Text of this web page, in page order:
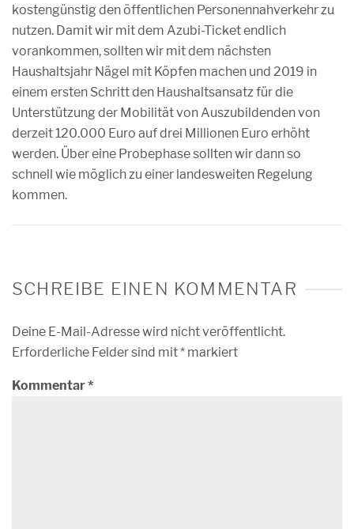
kostengünstig den öffentlichen Personennahverkehr zu
nutzen. Damit wir mit dem Azubi-Ticket endlich
vorankommen, sollten wir mit dem nächsten
Haushaltsjahr Nägel mit Köpfen machen und 2019 in
einem ersten Schritt den Haushaltsansatz für die
Unterstützung der Mobilität von Auszubildenden von
derzeit 120.000 Euro auf drei Millionen Euro erhöht
werden. Über eine Probephase sollten wir dann so
schnell wie möglich zu einer landesweiten Regelung
kommen.
SCHREIBE EINEN KOMMENTAR
Deine E-Mail-Adresse wird nicht veröffentlicht.
Erforderliche Felder sind mit* markiert
Kommentar*